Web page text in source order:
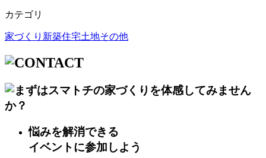
カテゴリ
家づくり 新築住宅土地その他
悩みを解消できる
イベントに参加しよう